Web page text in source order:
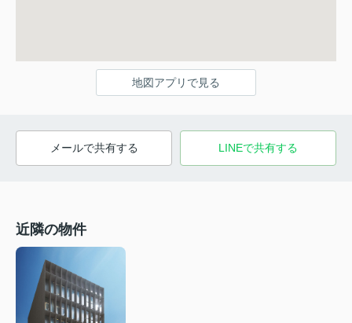
地図アプリで見る
メールで共有する LINEで共有する
近隣の物件